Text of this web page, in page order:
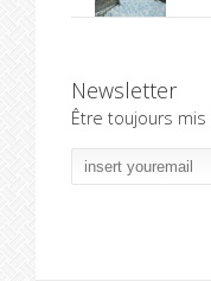
Newsletter
Être toujours